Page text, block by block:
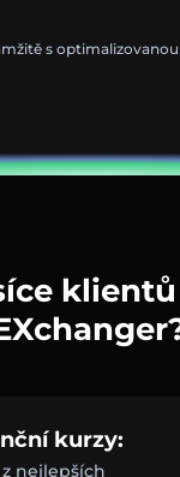
s
kurzy:
nejlepších